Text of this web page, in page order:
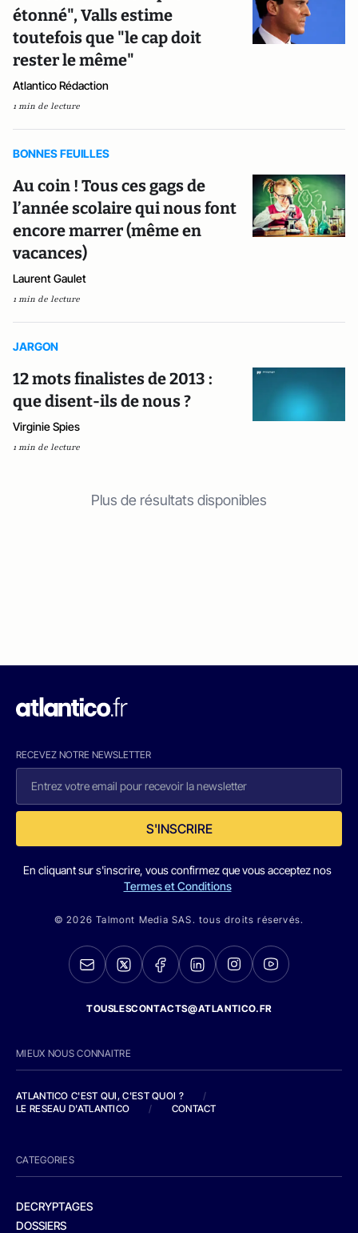
étonné", Valls estime
toutefois que "le cap doit
rester le même"
Atlantico Rédaction
1 min de lecture
BONNES FEUILLES
Au coin ! Tous ces gags de
l’année scolaire qui nous font
encore marrer (même en
vacances)
Laurent Gaulet
1 min de lecture
JARGON
12 mots finalistes de 2013 :
que disent-ils de nous ?
Virginie Spies
1 min de lecture
Plus de résultats disponibles
RECEVEZ NOTRE NEWSLETTER
S'INSCRIRE
En cliquant sur s'inscrire, vous confirmez que vous acceptez nos
Termes et Conditions
© 2026 Talmont Media SAS. tous droits réservés.
TOUSLESCONTACTS@ATLANTICO.FR
MIEUX NOUS CONNAITRE
ATLANTICO C'EST QUI, C'EST QUOI ?
/
LE RESEAU D'ATLANTICO
/ CONTACT
CATEGORIES
DECRYPTAGES
DOSSIERS